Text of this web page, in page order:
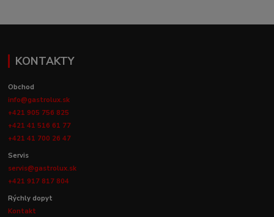
KONTAKTY
Obchod
info@gastrolux.sk
+421 905 756 825
+421 41 516 61 77
+421 41 700 26 47
Servis
servis@gastrolux.sk
+421 917 817 804
Rýchly dopyt
Kontakt